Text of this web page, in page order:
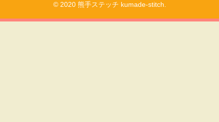
© 2020 熊手ステッチ kumade-stitch.